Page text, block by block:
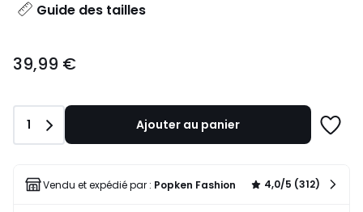
Guide des tailles
€.
39,99 €
Quantité
1 Ajouter au panier
liste
Vendu et expédié par : Popken Fashion 4,0/5 (312)